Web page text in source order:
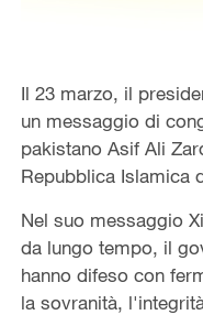
Il 23 marzo, il
un messaggio di
pakistano Asif Ali
Repubblica Islamica
Nel suo messaggio
da lungo tempo, il
hanno difeso con
la sovranità,